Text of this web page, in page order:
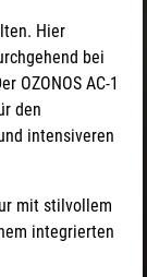
Hier
bei
OZONOS AC-1
den
intensiveren
mit stilvollem
integrierten